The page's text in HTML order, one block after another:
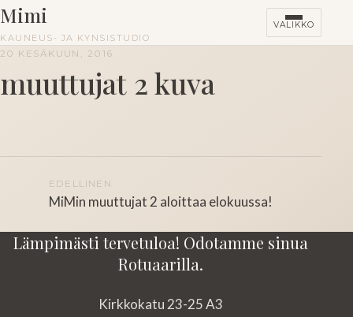
Mimi
KAUNEUS- JA KYNSISTUDIO
VALIKKO
20 KESÄKUUN, 2016
muuttujat 2 kuva
Artikkelien
selaus
EDELLINEN
MiMin muuttujat 2 aloittaa elokuussa!
Lämpimästi tervetuloa! Odotamme sinua
Rotuaarilla.
Kirkkokatu 23-25 A3